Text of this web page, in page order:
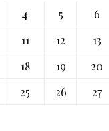
4 5 6
11 12 13
18 19 20
25 26 27